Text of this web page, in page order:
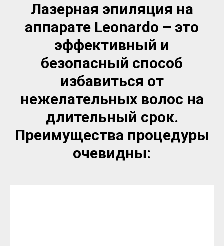
Лазерная эпиляция на
аппарате Leonardo – это
эффективный и
безопасный способ
избавиться от
нежелательных волос на
длительный срок.
Преимущества процедуры
очевидны: